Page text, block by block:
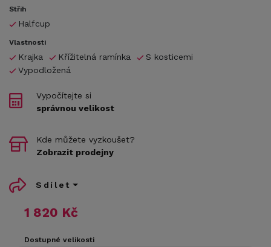
Střih
Halfcup
Vlastnosti
Krajka Křížitelná ramínka
S kosticemi
Vypodložená
1 820 Kč
Dostupné velikosti
Vypočítejte si
správnou velikost
Kde můžete vyzkoušet?
Zobrazit prodejny
Sdílet